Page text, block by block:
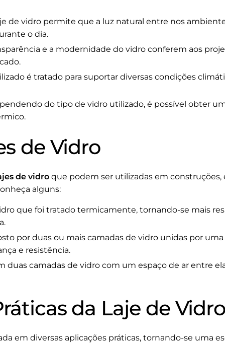
de vidro permite que a luz natural entre nos
o dia.
e a modernidade do vidro conferem aos
é tratado para suportar diversas condições
do tipo de vidro utilizado, é possível obter
de Vidro
de vidro que podem ser utilizadas em construções,
alguns:
que foi tratado termicamente, tornando-se mais
por duas ou mais camadas de vidro unidas por
e resistência.
duas camadas de vidro com um espaço de ar entre
da Laje de
em diversas aplicações práticas, tornando-se uma